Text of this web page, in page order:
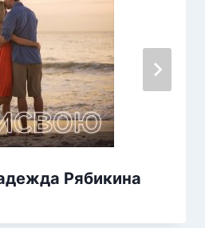
Рябикина